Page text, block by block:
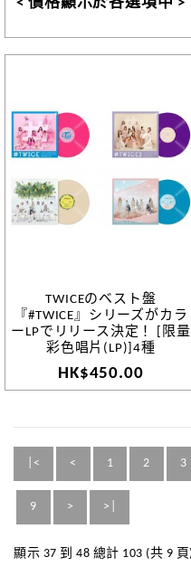
< 價格顯示於各選項中 >
TWICEのベスト盤
『#TWICE』シリーズがカラ
ーLPでリリース決定！ [限量
彩色唱片(LP)]4種
HK$450.00
|< < 1 2 3
9 > >|
顯示 37 到 48 總計 103 (共 9 頁